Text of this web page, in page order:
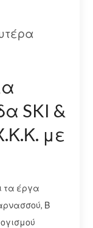
SKI &
με
τα έργα
Β